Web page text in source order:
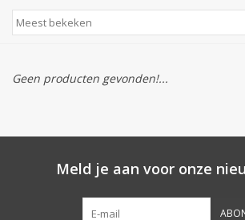
Merken
Geen producten gevonden!...
Meld je aan voor onze